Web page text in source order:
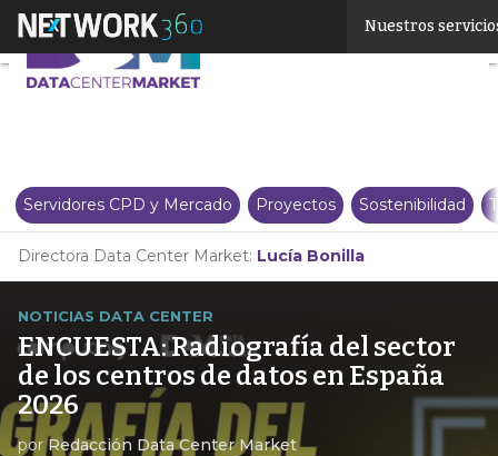
Nuestros
Servidores CPD y Mercado Proyectos Sostenibilidad
Directora Data Center Market: Lucía Bonilla
NOTICIAS DATA CENTER
ENCUESTA: Radiografía del sector
de los centros de datos en España
2026
porRedacción Data Center Market